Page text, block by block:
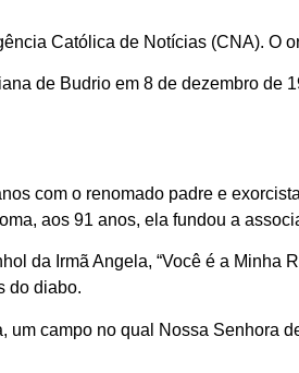
Católica de Notícias (CNA). O
de Budrio em 8 de dezembro de
com o renomado padre e
aos 91 anos, ela fundou a
da Irmã Angela, “Você é a Minha
do diabo.
campo no qual Nossa Senhora